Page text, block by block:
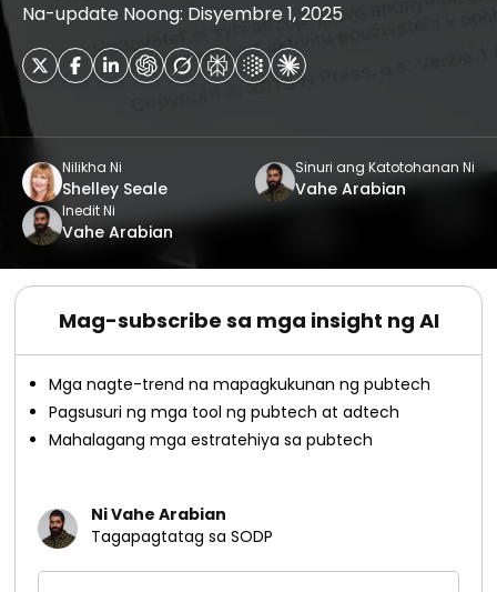
Na-update Noong: Disyembre 1, 2025
Nilikha Ni
Shelley Seale
Sinuri ang Katotohanan Ni
Vahe Arabian
Inedit Ni
Vahe Arabian
Mag-subscribe sa mga insight ng AI
Mga nagte-trend na mapagkukunan ng pubtech
Pagsusuri ng mga tool ng pubtech at adtech
Mahalagang mga estratehiya sa pubtech
Ni Vahe Arabian
Tagapagtatag sa SODP